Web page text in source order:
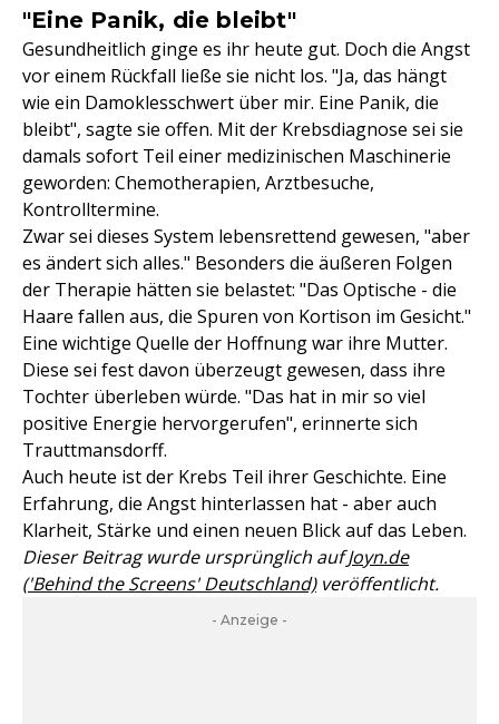
"Eine Panik, die bleibt"
Gesundheitlich ginge es ihr heute gut. Doch die Angst
vor einem Rückfall ließe sie nicht los. "Ja, das hängt
wie ein Damoklesschwert über mir. Eine Panik, die
bleibt", sagte sie offen. Mit der Krebsdiagnose sei sie
damals sofort Teil einer medizinischen Maschinerie
geworden: Chemotherapien, Arztbesuche,
Kontrolltermine.
Zwar sei dieses System lebensrettend gewesen, "aber
es ändert sich alles." Besonders die äußeren Folgen
der Therapie hätten sie belastet: "Das Optische - die
Haare fallen aus, die Spuren von Kortison im Gesicht."
Eine wichtige Quelle der Hoffnung war ihre Mutter.
Diese sei fest davon überzeugt gewesen, dass ihre
Tochter überleben würde. "Das hat in mir so viel
positive Energie hervorgerufen", erinnerte sich
Trauttmansdorff.
Auch heute ist der Krebs Teil ihrer Geschichte. Eine
Erfahrung, die Angst hinterlassen hat - aber auch
Klarheit, Stärke und einen neuen Blick auf das Leben.
Dieser Beitrag wurde ursprünglich aufJoyn.de
('Behind the Screens' Deutschland)veröffentlicht.
- Anzeige -